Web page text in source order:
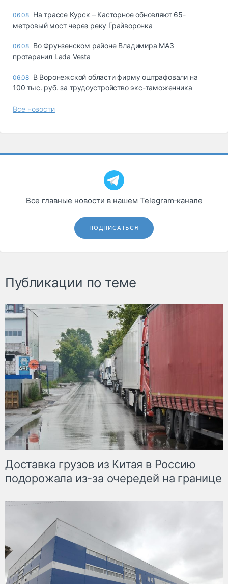
06.08 На трассе Курск – Касторное обновляют 65-
метровый мост через реку Грайворонка
06.08 Во Фрунзенском районе Владимира МАЗ
протаранил Lada Vesta
06.08 В Воронежской области фирму оштрафовали на
100 тыс. руб. за трудоустройство экс-таможенника
Все новости
Все главные новости в нашем Telegram‑канале
ПОДПИСАТЬСЯ
Публикации по теме
Доставка грузов из Китая в Россию
подорожала из-за очередей на границе